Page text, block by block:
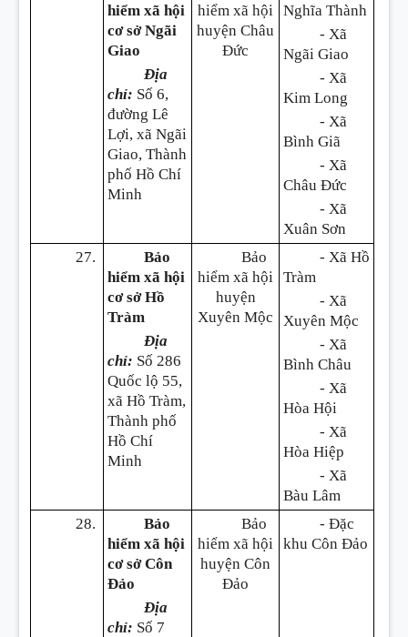
hiểm xã hội
cơ sở Ngãi
Giao
Địa
chỉ: Số 6,
đường Lê
Lợi, xã Ngãi
Giao, Thành
phố Hồ Chí
Minh
hiểm xã hội
huyện Châu
Đức
Nghĩa Thành
- Xã
Ngãi Giao
- Xã
Kim Long
- Xã
Bình Giã
- Xã
Châu Đức
- Xã
Xuân Sơn
27.
Bảo
hiểm xã hội
cơ sở Hồ
Tràm
Địa
chỉ: Số 286
Quốc lộ 55,
xã Hồ Tràm,
Thành phố
Hồ Chí
Minh
Bảo
hiểm xã hội
huyện
Xuyên Mộc
- Xã Hồ
Tràm
- Xã
Xuyên Mộc
- Xã
Bình Châu
- Xã
Hòa Hội
- Xã
Hòa Hiệp
- Xã
Bàu Lâm
28.
Bảo
hiểm xã hội
cơ sở Côn
Đảo
Địa
chỉ: Số 7
Bảo
hiểm xã hội
huyện Côn
Đảo
- Đặc
khu Côn Đảo